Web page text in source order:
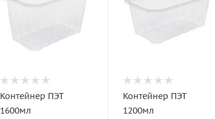
Контейнер ПЭТ
1600мл
Контейнер ПЭТ
1200мл